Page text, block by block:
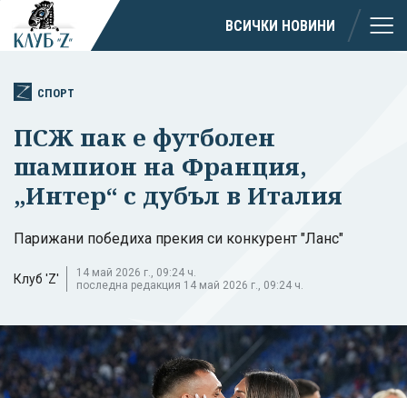
ВСИЧКИ НОВИНИ
СПОРТ
ПСЖ пак е футболен
шампион на Франция,
„Интер“ с дубъл в Италия
Парижани победиха прекия си конкурент "Ланс"
Клуб 'Z'
14 май 2026 г., 09:24 ч.
последна редакция 14 май 2026 г., 09:24 ч.